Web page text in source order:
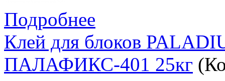
Подробнее
Клей для блоков
ПАЛАФИКС-401 25кг